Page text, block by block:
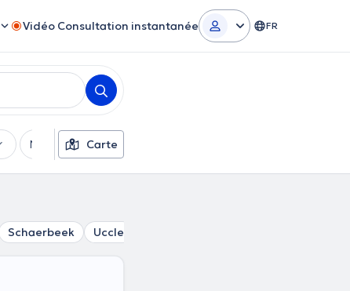
Vidéo Consultation instantanée FR
Moyens de paiement
Carte
Schaerbeek Uccle